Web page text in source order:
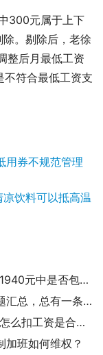
300元属于上下
。剔除后，老徐
整后月最低工资
符合最低工资支
用券不规范管理
凉饮料可以抵高温
【诚展HR干货】苏州市最低工资标准1940元中是否包含职工个人应缴社保费用？
【诚展考勤管理】史上最全的加班问题汇总，总有一条适用于你
【诚展HR干货】员工上班旷工一天该怎么扣工资是合法的？
加班如何维权？